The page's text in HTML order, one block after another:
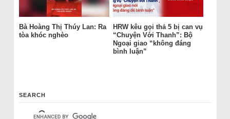
Bà Hoàng Thị Thúy Lan: Ra
tòa khóc nghèo
HRW kêu gọi thả 5 bị can vụ
“Chuyện Với Thanh”: Bộ
Ngoại giao “không đáng
bình luận”
SEARCH